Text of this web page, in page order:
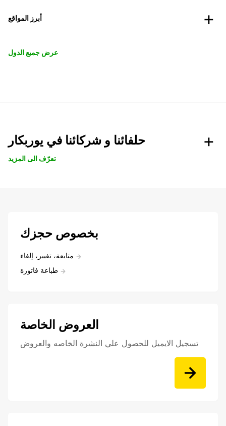
أبرز المواقع
عرض جميع الدول
حلفائنا و شركائنا في يوربكار
تعرّف الى المزيد
بخصوص حجزك
متابعة، تغيير، إلغاء
طباعة فاتورة
العروض الخاصة
تسجيل الايميل للحصول علي النشرة الخاصه والعروض